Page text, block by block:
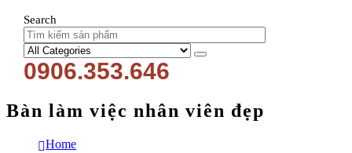
Search
0906.353.646
Bàn làm việc nhân viên đẹp
Home